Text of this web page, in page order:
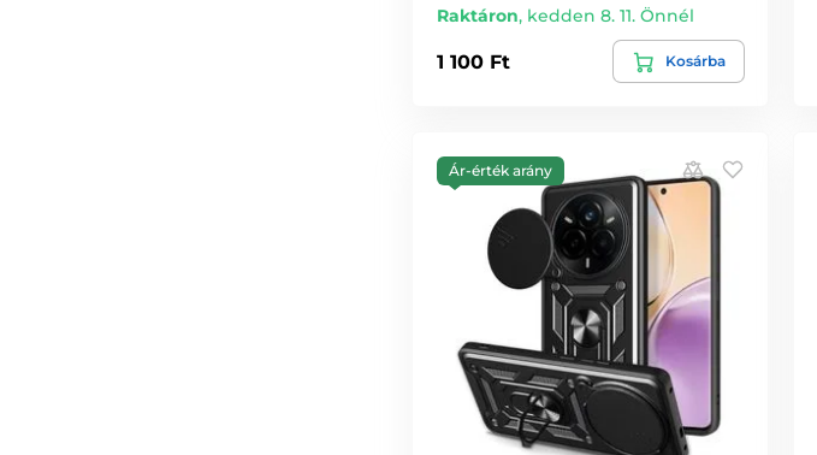
Raktáron, kedden 8. 11. Önnél
1 100 Ft Kosárba
Ár-érték arány